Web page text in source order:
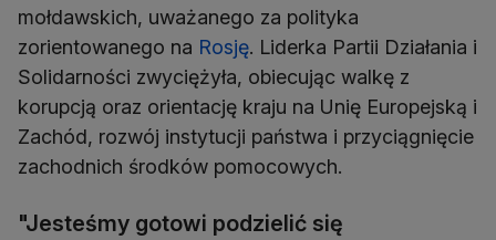
mołdawskich, uważanego za polityka
zorientowanego na Rosję. Liderka Partii Działania i
Solidarności zwyciężyła, obiecując walkę z
korupcją oraz orientację kraju na Unię Europejską i
Zachód, rozwój instytucji państwa i przyciągnięcie
zachodnich środków pomocowych.
"Jesteśmy gotowi podzielić się